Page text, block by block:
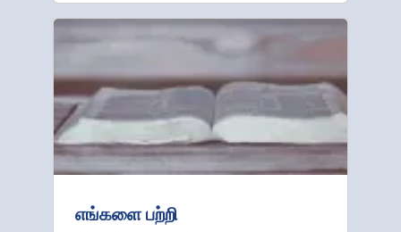
எங்களை பற்றி